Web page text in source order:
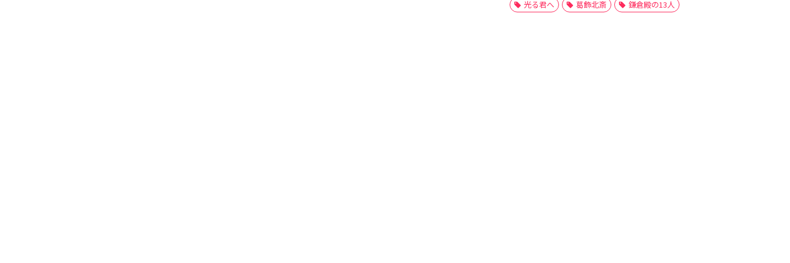
光る君へ 葛飾北斎 鎌倉殿の13人